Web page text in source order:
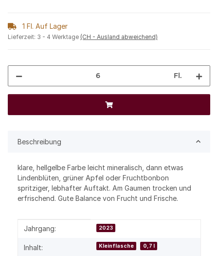
1 Fl. Auf Lager
Lieferzeit: 3 - 4 Werktage (CH - Ausland abweichend)
Fl.
Beschreibung
klare, hellgelbe Farbe leicht mineralisch, dann etwas
Lindenblüten, grüner Apfel oder Fruchtbonbon
spritziger, lebhafter Auftakt. Am Gaumen trocken und
erfrischend. Gute Balance von Frucht und Frische.
Produkteigenschaft
Wert
Jahrgang: 2023
Inhalt: Kleinflasche 0,7 l